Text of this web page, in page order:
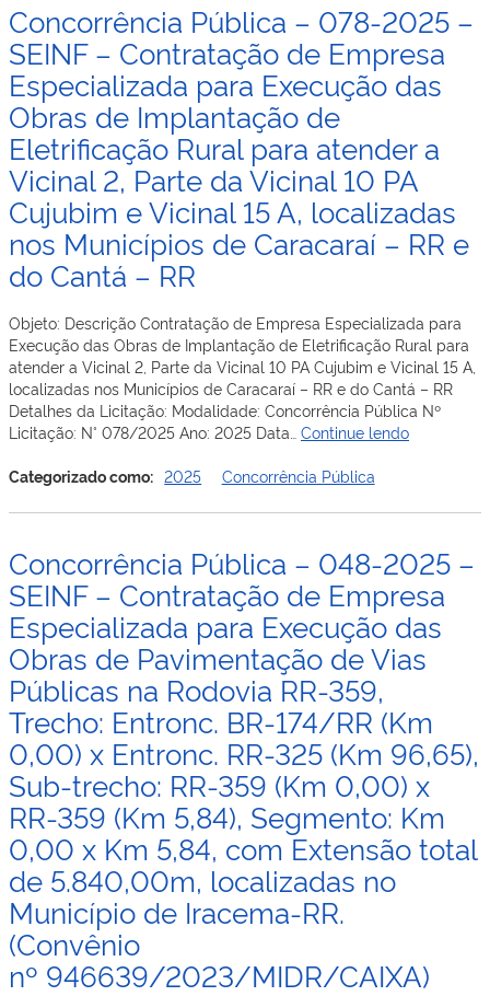
Rorainópolis-
Vento,
obras
de
Implantação
de
Bueiros
Tubulares,
com
Extensão
total
de
no
Município
de
Boa
Vista-
RR.
Nº 950186/2023-
SEINF
Contratação
de
empresa
em
engenharia
civil
para
execução
da
construção
do
centro
administrativo
do
Estado
Roraima,
Boa
Vista-
RR,
(Convênio
nº
902400/2020-
MD/DPCN).
Concorrência Pública – 078-2025 –
SEINF – Contratação de Empresa
Especializada para Execução das
Obras de Implantação de
Eletrificação Rural para atender a
Vicinal 2, Parte da Vicinal 10 PA
Cujubim e Vicinal 15 A, localizadas
nos Municípios de Caracaraí – RR e
do Cantá – RR
Objeto: Descrição Contratação de Empresa Especializada para
Execução das Obras de Implantação de Eletrificação Rural para
atender a Vicinal 2, Parte da Vicinal 10 PA Cujubim e Vicinal 15 A,
localizadas nos Municípios de Caracaraí – RR e do Cantá – RR
Detalhes da Licitação: Modalidade: Concorrência Pública Nº
Licitação: N° 078/2025 Ano: 2025 Data… Continue lendo
2025
SEINF
de
Empresa
Execução
das
Obras
de
de
2,
Categorizado como: 2025 Concorrência Pública
Concorrência Pública – 048-2025 –
SEINF – Contratação de Empresa
Especializada para Execução das
Obras de Pavimentação de Vias
Públicas na Rodovia RR-359,
Trecho: Entronc. BR-174/RR (Km
0,00) x Entronc. RR-325 (Km 96,65),
Sub-trecho: RR-359 (Km 0,00) x
RR-359 (Km 5,84), Segmento: Km
0,00 x Km 5,84, com Extensão total
de 5.840,00m, localizadas no
Município de Iracema-RR.
(Convênio
nº 946639/2023/MIDR/CAIXA)